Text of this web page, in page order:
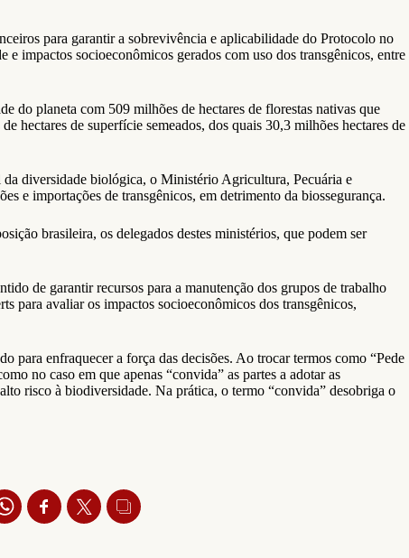
para garantir a sobrevivência e aplicabilidade do Protocolo no
e impactos socioeconômicos gerados com uso dos transgênicos, entre
do planeta com 509 milhões de hectares de florestas nativas que
hectares de superfície semeados, dos quais 30,3 milhões hectares de
da diversidade biológica, o Ministério Agricultura, Pecuária e
e importações de transgênicos, em detrimento da biossegurança.
brasileira, os delegados destes ministérios, que podem ser
de garantir recursos para a manutenção dos grupos de trabalho
para avaliar os impactos socioeconômicos dos transgênicos,
para enfraquecer a força das decisões. Ao trocar termos como “Pede
no caso em que apenas “convida” as partes a adotar as
risco à biodiversidade. Na prática, o termo “convida” desobriga o